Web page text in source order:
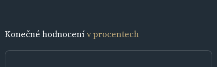
Konečné hodnocenív procentech